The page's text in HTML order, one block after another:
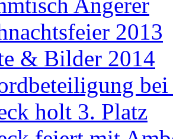
2013
& Bilder 2014
bei
holt 3. Platz